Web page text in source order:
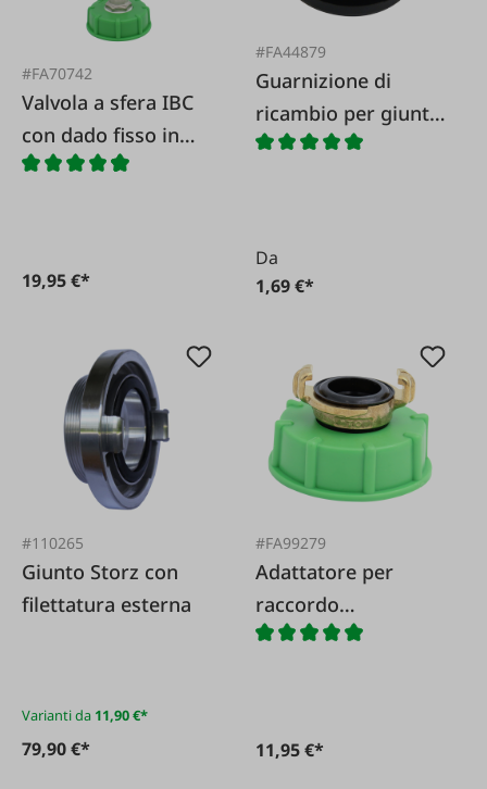
#FA70742
Valvola a sfera IBC
con dado fisso in
metallo
19,95 €*
#FA44879
Guarnizione di
ricambio per giunto
GEKA
Da
1,69 €*
#110265
Giunto Storz con
filettatura esterna
Varianti da 11,90 €*
79,90 €*
#FA99279
Adattatore per
raccordo
IBC/artiglio 3/4
11,95 €*